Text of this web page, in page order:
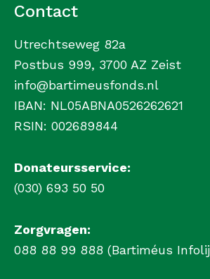
Contact
Utrechtseweg 82a
Postbus 999, 3700 AZ Zeist
info@bartimeusfonds.nl
IBAN: NL05ABNA0526262621
RSIN: 002689844
Donateursservice:
(030) 693 50 50
Zorgvragen:
088 88 99 888 (Bartiméus